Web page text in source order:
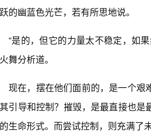
的幽蓝色光芒，若有所思地说。
“是的，但它的力量太不稳定，如
舞分析道。
现在，摆在他们面前的，是一个艰
引导和控制？摧毁，是最直接也
生命形式。而尝试控制，则充满了